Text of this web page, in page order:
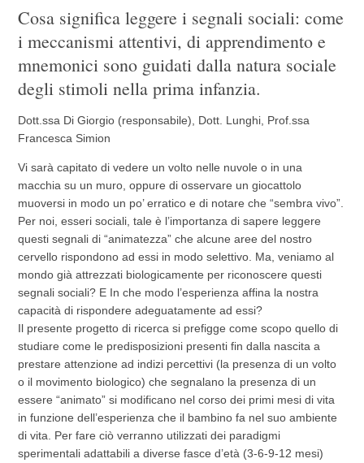
Cosa significa leggere i segnali sociali: come
i meccanismi attentivi, di apprendimento e
mnemonici sono guidati dalla natura sociale
degli stimoli nella prima infanzia.
Dott.ssa Di Giorgio (responsabile), Dott. Lunghi, Prof.ssa
Francesca Simion
Vi sarà capitato di vedere un volto nelle nuvole o in una
macchia su un muro, oppure di osservare un giocattolo
muoversi in modo un po’ erratico e di notare che “sembra vivo”.
Per noi, esseri sociali, tale è l’importanza di sapere leggere
questi segnali di “animatezza” che alcune aree del nostro
cervello rispondono ad essi in modo selettivo. Ma, veniamo al
mondo già attrezzati biologicamente per riconoscere questi
segnali sociali? E In che modo l’esperienza affina la nostra
capacità di rispondere adeguatamente ad essi?
Il presente progetto di ricerca si prefigge come scopo quello di
studiare come le predisposizioni presenti fin dalla nascita a
prestare attenzione ad indizi percettivi (la presenza di un volto
o il movimento biologico) che segnalano la presenza di un
essere “animato” si modificano nel corso dei primi mesi di vita
in funzione dell’esperienza che il bambino fa nel suo ambiente
di vita. Per fare ciò verranno utilizzati dei paradigmi
sperimentali adattabili a diverse fasce d’età (3-6-9-12 mesi)